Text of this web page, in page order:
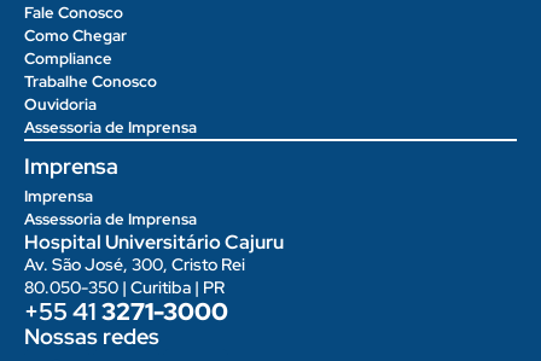
Fale Conosco
Como Chegar
Compliance
Trabalhe Conosco
Ouvidoria
Assessoria de Imprensa
Imprensa
Imprensa
Assessoria de Imprensa
Hospital Universitário Cajuru
Av. São José, 300, Cristo Rei
80.050-350 | Curitiba | PR
+55 413271-3000
Nossas redes